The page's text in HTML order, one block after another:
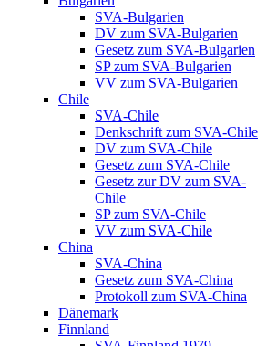
SVA-Bulgarien
DV zum SVA-Bulgarien
Gesetz zum SVA-Bulgarien
SP zum SVA-Bulgarien
VV zum SVA-Bulgarien
Chile
SVA-Chile
Denkschrift zum SVA-Chile
DV zum SVA-Chile
Gesetz zum SVA-Chile
Gesetz zur DV zum SVA-
Chile
SP zum SVA-Chile
VV zum SVA-Chile
China
SVA-China
Gesetz zum SVA-China
Protokoll zum SVA-China
Dänemark
Finnland